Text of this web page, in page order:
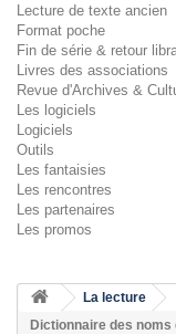
Lecture de texte ancien
Format poche
Fin de série & retour
Livres des associations
Revue d'Archives &
Les logiciels
Logiciels
Outils
Les fantaisies
Les rencontres
Les partenaires
Les promos
La lecture
Dictionnaire des noms